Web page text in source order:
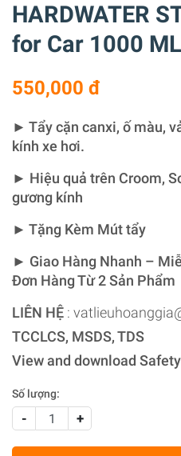
HARDWATER
for Car 1000 ML
550,000 đ
► Tẩy cặn canxi, ố màu,
kính xe hơi.
► Hiệu quả trên Croom,
gương kính
► Tặng Kèm Mút tẩy
► Giao Hàng Nhanh –
Đơn Hàng Từ 2 Sản Phẩm
LIÊN HỆ :
TCCLCS, MSDS, TDS
View and download
Số lượng:
- +